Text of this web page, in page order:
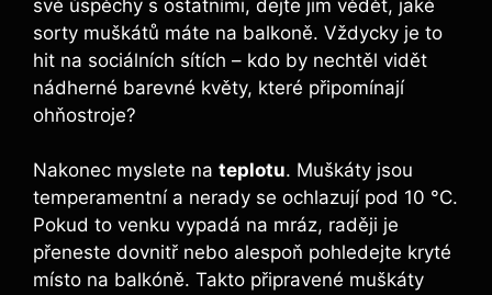
své úspěchy s ostatními, dejte jim vědět, jaké
sorty muškátů máte na balkoně. Vždycky je to
hit na sociálních sítích – kdo by nechtěl vidět
nádherné barevné květy, které připomínají
ohňostroje?
Nakonec myslete na teplotu. Muškáty jsou
temperamentní a nerady se ochlazují pod 10 °C.
Pokud to venku vypadá na mráz, raději je
přeneste dovnitř nebo alespoň pohledejte kryté
místo na balkóně. Takto připravené muškáty